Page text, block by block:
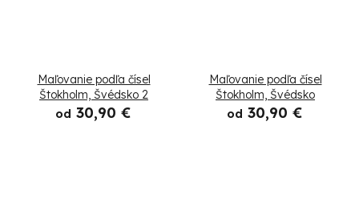
Maľovanie podľa čísel
Štokholm, Švédsko 2
od 30,90 €
Maľovanie podľa čísel
Štokholm, Švédsko
od 30,90 €